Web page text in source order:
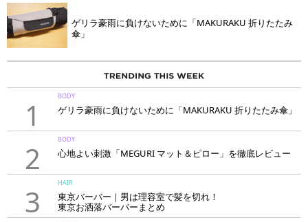
ゲリラ豪雨に負けないために「MAKURAKU 折りたたみ
傘」
1
BODY
ゲリラ豪雨に負けないために「MAKURAKU 折りたたみ傘」
2
BODY
心地よい刺激「MEGURI マット＆ピロー」を徹底レビュー
3
HAIR
東京バーバー｜男は理容室で髪を切れ！
東京お洒落バーバーまとめ